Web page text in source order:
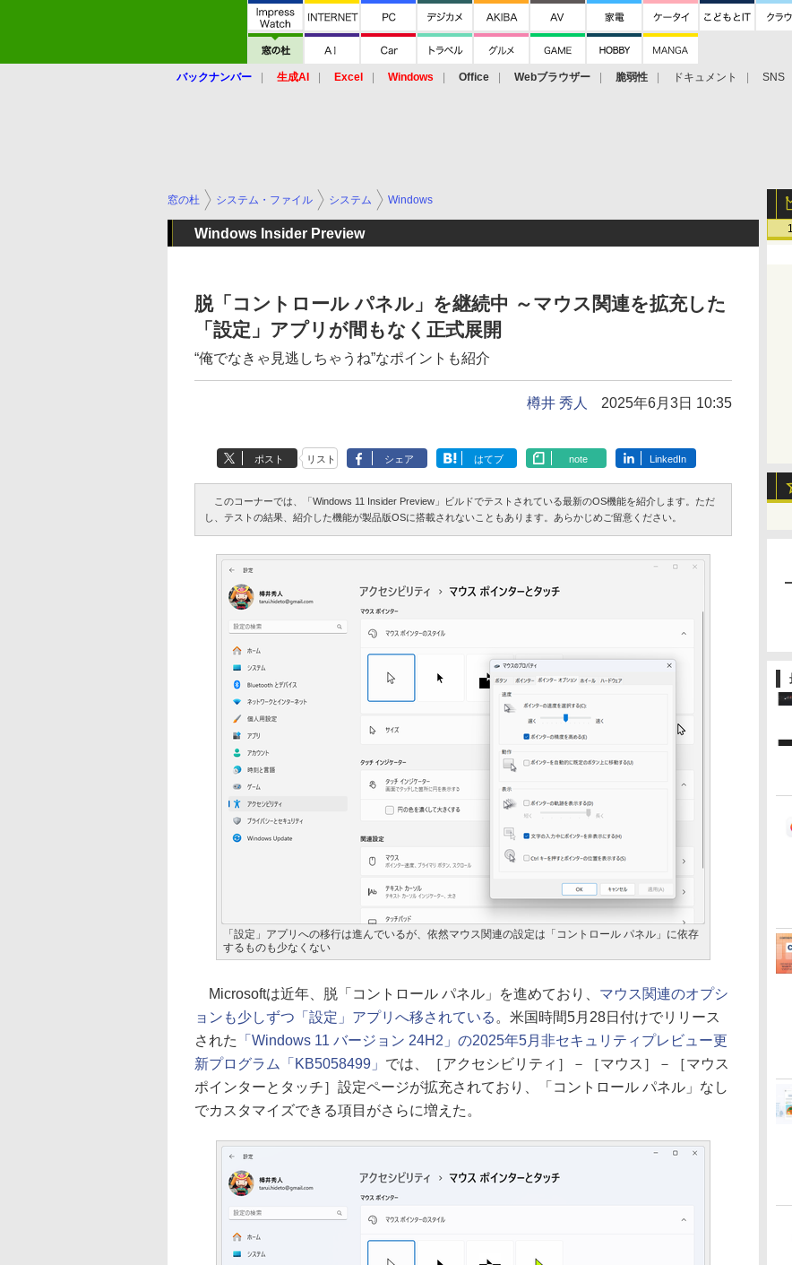
バックナンバー 生成AI Excel Windows Office Webブラウザー 脆弱性 ドキュメント SNS
窓の杜 システム・ファイル システム Windows
Windows Insider Preview
脱「コントロール パネル」を継続中 ～マウス関連を拡充した
「設定」アプリが間もなく正式展開
“俺でなきゃ見逃しちゃうね”なポイントも紹介
樽井 秀人 2025年6月3日 10:35
ポスト リスト シェア はてブ note LinkedIn
このコーナーでは、「Windows 11 Insider Preview」ビルドでテストされている最新のOS機能を紹介します。ただ
し、テストの結果、紹介した機能が製品版OSに搭載されないこともあります。あらかじめご留意ください。
「設定」アプリへの移行は進んでいるが、依然マウス関連の設定は「コントロール パネル」に依存
するものも少なくない
Microsoftは近年、脱「コントロール パネル」を進めており、 マウス関連のオプシ
ョンも少しずつ「設定」アプリへ移されている 。米国時間5月28日付けでリリース
された
「Windows 11 バージョン 24H2」の2025年5月非セキュリティプレビュー更
新プログラム「KB5058499」 では、［アクセシビリティ］－［マウス］－［マウス
ポインターとタッチ］設定ページが拡充されており、「コントロール パネル」なし
でカスタマイズできる項目がさらに増えた。